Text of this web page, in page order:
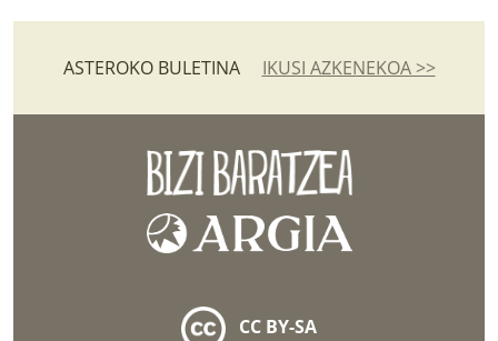
ASTEROKO BULETINA IKUSI AZKENEKOA >>
CC BY-SA